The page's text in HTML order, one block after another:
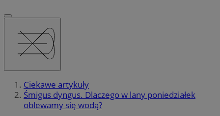
Ciekawe artykuły
Śmigus dyngus. Dlaczego w lany poniedziałek
oblewamy się wodą?